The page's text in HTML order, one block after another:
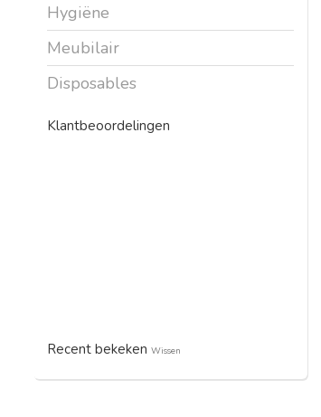
Hygiëne
Meubilair
Disposables
Klantbeoordelingen
Recent bekeken Wissen